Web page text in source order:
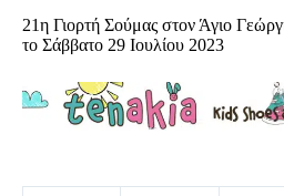
21η Γιορτή Σούμας στον Άγιο
το Σάββατο 29 Ιουλίου 2023